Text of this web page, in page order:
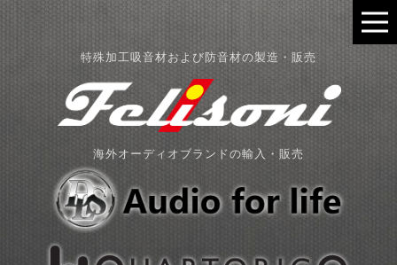
特殊加工吸音材および防音材の製造・販売
海外オーディオブランドの輸入・販売